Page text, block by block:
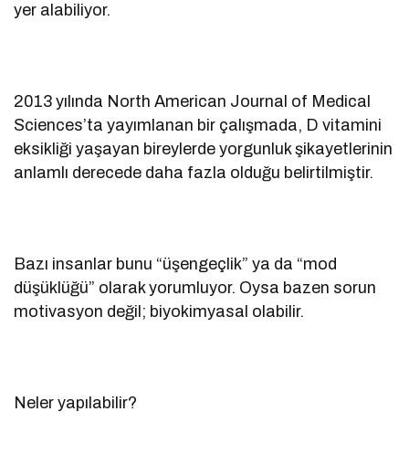
yer alabiliyor.
2013 yılında North American Journal of Medical
Sciences’ta yayımlanan bir çalışmada, D vitamini
eksikliği yaşayan bireylerde yorgunluk şikayetlerinin
anlamlı derecede daha fazla olduğu belirtilmiştir.
Bazı insanlar bunu “üşengeçlik” ya da “mod
düşüklüğü” olarak yorumluyor. Oysa bazen sorun
motivasyon değil; biyokimyasal olabilir.
Neler yapılabilir?